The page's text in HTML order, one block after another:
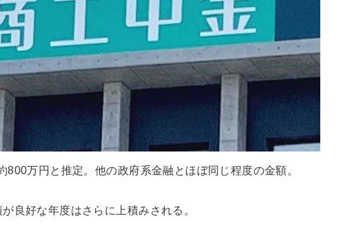
万円と推定。他の政府系金融とほぼ同じ程度の金額。
良好な年度はさらに上積みされる。